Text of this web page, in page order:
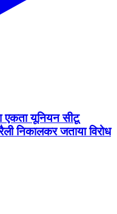
एकता यूनियन सीटू
निकालकर जताया विरोध